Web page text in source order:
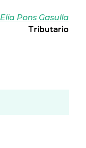
Elia Pons Gasulla
Tributario